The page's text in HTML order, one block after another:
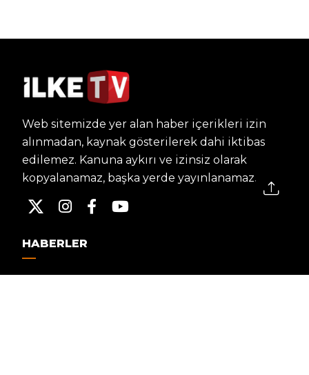
Web sitemizde yer alan haber içerikleri izin
alınmadan, kaynak gösterilerek dahi iktibas
edilemez. Kanuna aykırı ve izinsiz olarak
kopyalanamaz, başka yerde yayınlanamaz.
HABERLER